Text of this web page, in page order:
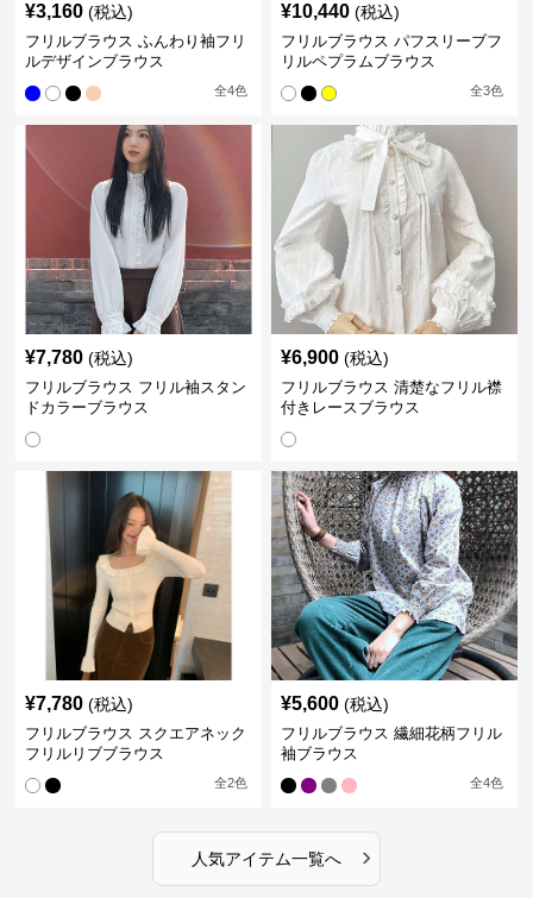
¥3,160 (税込)
フリルブラウス ふんわり袖フリ
ルデザインブラウス
全4色
¥10,440 (税込)
フリルブラウス パフスリーブフ
リルペプラムブラウス
全3色
¥7,780 (税込)
フリルブラウス フリル袖スタン
ドカラーブラウス
¥6,900 (税込)
フリルブラウス 清楚なフリル襟
付きレースブラウス
¥7,780 (税込)
フリルブラウス スクエアネック
フリルリブブラウス
全2色
¥5,600 (税込)
フリルブラウス 繊細花柄フリル
袖ブラウス
全4色
人気アイテム一覧へ ›